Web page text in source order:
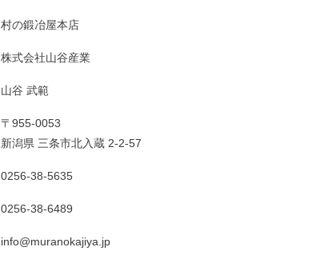
村の鍛冶屋本店
株式会社山谷産業
山谷 武範
〒955-0053
新潟県 三条市北入蔵 2-2-57
0256-38-5635
0256-38-6489
info@muranokajiya.jp